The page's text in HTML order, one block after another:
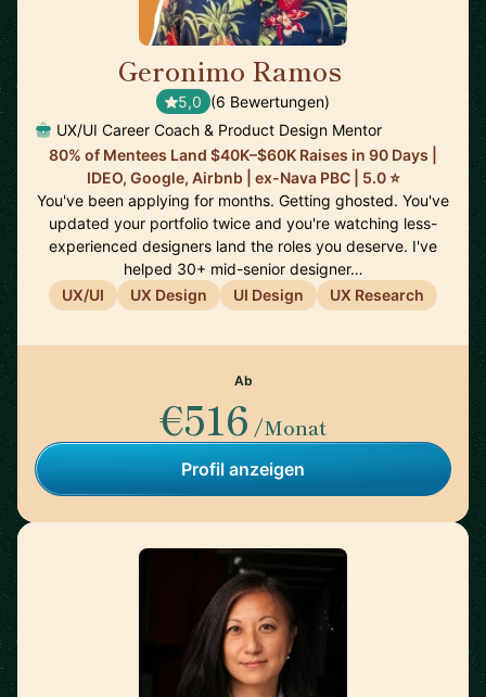
Geronimo Ramos
5,0 (6 Bewertungen)
UX/UI Career Coach & Product Design Mentor
80% of Mentees Land $40K–$60K Raises in 90 Days |
IDEO, Google, Airbnb | ex-Nava PBC | 5.0 ⭐
You've been applying for months. Getting ghosted. You've
updated your portfolio twice and you're watching less-
experienced designers land the roles you deserve. I've
helped 30+ mid-senior designer…
UX/UI
UX Design UI Design UX Research
Ab
€516 /Monat
Profil anzeigen